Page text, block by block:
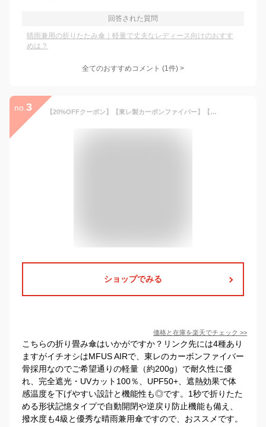
回答された質問
晴雨兼用の折りたたみ傘｜軽量で丈夫なレディース向けのおすす
めは？
全てのおすすめコメント (1件) >
no. 3 【20%OFFクーポン】【東レ製カーボンファイバー】【テレビで紹介】KONCIWA 日傘 折りたたみ 1秒でたためる 【与田祐希×次世代日傘】形状記憶 完全遮光 UVカット100% 超軽量200g 大判100cm 晴雨兼用 逆戻り防止 遮熱-20℃ 自動開閉 レディース コンパクト
ショップでみる
価格と在庫を楽天でチェック >>
こちらの折り畳み傘はいかがですか？リンク先には4種あり
ますがイチオシはMFUS AIRで、東レのカーボンファイバー
骨採用なのでご希望通りの軽量（約200g）で耐久性に優
れ、完全遮光・UVカット100％、UPF50+、遮熱効果で体
感温度を下げやすい設計と機能性も◎です。1秒で折りたた
める形状記憶タイプで自動開閉や逆戻り防止機能も備え、
撥水度も4級と優秀な晴雨兼用傘ですので、おススメです。